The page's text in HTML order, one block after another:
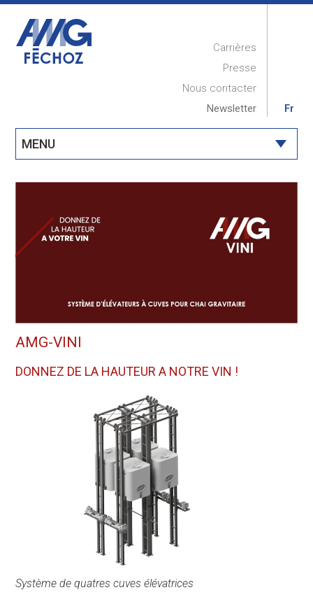
Carrières
Presse
Nous contacter
Newsletter
Fr
MENU
RÉALISATIONS
COMPÉTENCES
AMG-VINI
DONNEZ DE LA HAUTEUR A NOTRE VIN !
Système de quatres cuves élévatrices